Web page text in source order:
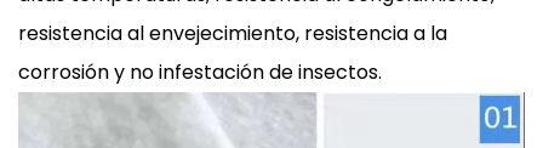
resistencia al envejecimiento, resistencia a la
corrosión y no infestación de insectos.